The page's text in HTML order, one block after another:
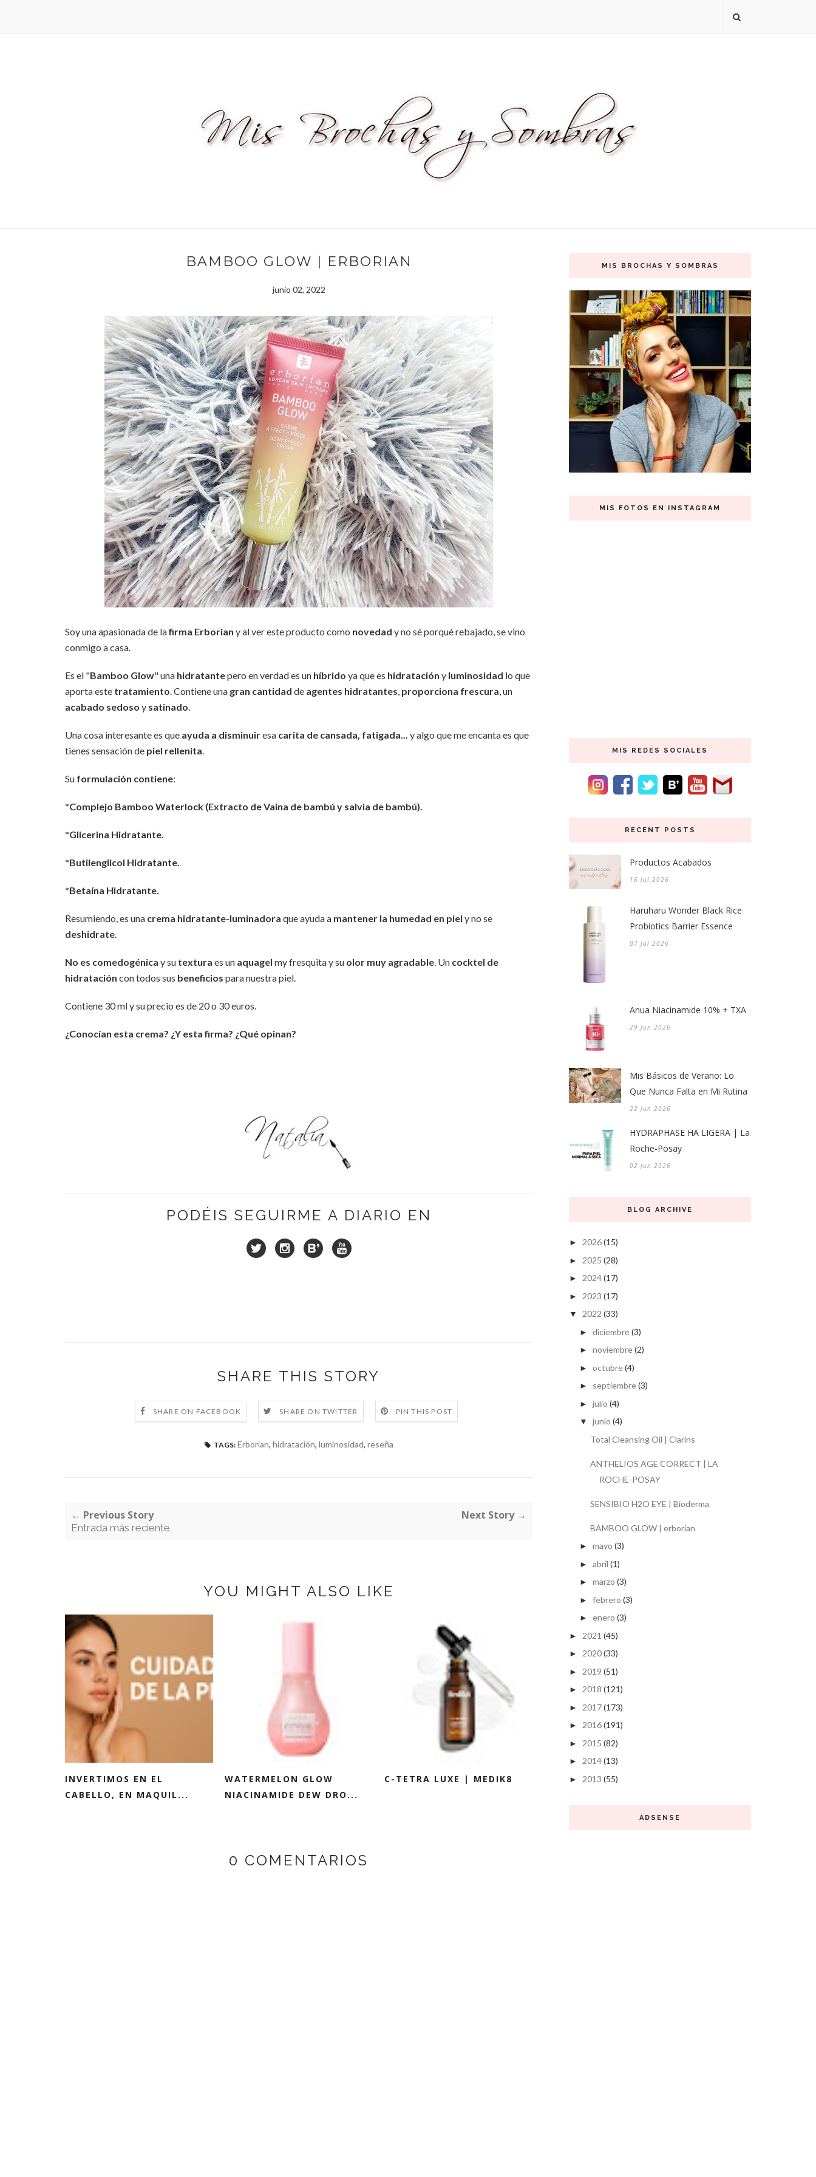
BAMBOO GLOW | ERBORIAN
junio 02, 2022
Soy una apasionada de lafirma Erborian y al ver este producto como novedad y no sé porqué rebajado, se vino
conmigo a casa.
Es el "Bamboo Glow" una hidratantepero en verdad es un híbrido ya que es hidratación y luminosidad lo que
aporta este tratamiento. Contiene una gran cantidad de agentes hidratantes, proporciona frescura, un
acabado sedoso y satinado.
Una cosa interesante es que ayuda a disminuiresa carita de cansada, fatigada... y algo que me encanta es que
tienes sensación de piel rellenita.
Su formulación contiene:
*Complejo Bamboo Waterlock (Extracto de Vaina de bambú y salvia de bambú).
*Glicerina Hidratante.
*Butilenglicol Hidratante.
*Betaína Hidratante.
Resumiendo, es una crema hidratante-luminadora que ayuda a mantener la humedad en piel y no se
deshidrate.
No es comedogénica y su textura es un aquagel my fresquita y su olor muy agradable. Un cocktel de
hidratación con todos sus beneficios para nuestra piel.
Contiene 30 ml y su precio es de 20 o 30 euros.
¿Conocían esta crema? ¿Y esta firma? ¿Qué opinan?
PODÉIS SEGUIRME A DIARIO EN
SHARE THIS STORY
SHARE ON FACEBOOK SHARE ON TWITTER PIN THIS POST
TAGS: Erborian, hidratación, luminosidad, reseña
← Previous Story
Entrada más reciente
Next Story →
YOU MIGHT ALSO LIKE
INVERTIMOS EN EL
CABELLO, EN MAQUIL...
WATERMELON GLOW
NIACINAMIDE DEW DRO...
C-TETRA LUXE | MEDIK8
0 COMENTARIOS
MIS BROCHAS Y SOMBRAS
MIS FOTOS EN INSTAGRAM
MIS REDES SOCIALES
RECENT POSTS
Productos Acabados
16 Jul 2026
Haruharu Wonder Black Rice
Probiotics Barrier Essence
07 Jul 2026
Anua Niacinamide 10% + TXA
29 Jun 2026
Mis Básicos de Verano: Lo
Que Nunca Falta en Mi Rutina
22 Jun 2026
HYDRAPHASE HA LIGERA | La
Roche-Posay
02 Jun 2026
BLOG ARCHIVE
► 2026(15)
► 2025 (28)
► 2024(17)
► 2023 (17)
▼ 2022 (33)
► diciembre(3)
► noviembre(2)
► octubre(4)
► septiembre(3)
► julio (4)
▼ junio (4)
Total Cleansing Oil | Clarins
ANTHELIOS AGE CORRECT | LA
ROCHE-POSAY
SENSIBIO H2O EYE | Bioderma
BAMBOO GLOW | erborian
► mayo (3)
► abril (1)
► marzo (3)
► febrero (3)
► enero (3)
► 2021 (45)
► 2020(33)
► 2019 (51)
► 2018 (121)
► 2017(173)
► 2016(191)
► 2015 (82)
► 2014(13)
► 2013 (55)
ADSENSE